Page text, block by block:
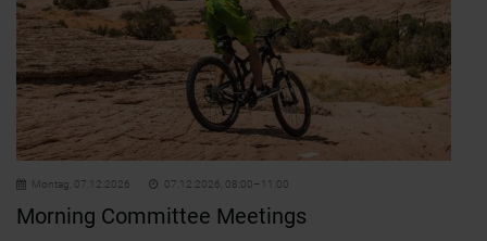
Montag, 07.12.2026 07.12.2026, 08:00–11:00
Morning Committee Meetings